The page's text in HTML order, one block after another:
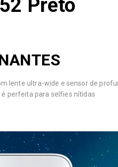
Preto
lente ultra-wide e sensor de
perfeita para selfies nítidas